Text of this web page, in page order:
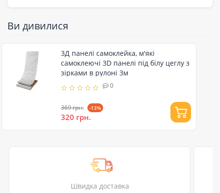
Ви дивилися
3Д панелі самоклейка, м'які
самоклеючі 3D панелі під білу цеглу з
зірками в рулоні 3м
0
369 грн. -13%
320 грн.
Швидка доставка